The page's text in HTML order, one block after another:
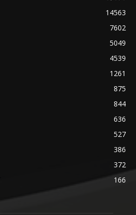
14563
7602
5049
4539
1261
875
844
636
527
386
372
166